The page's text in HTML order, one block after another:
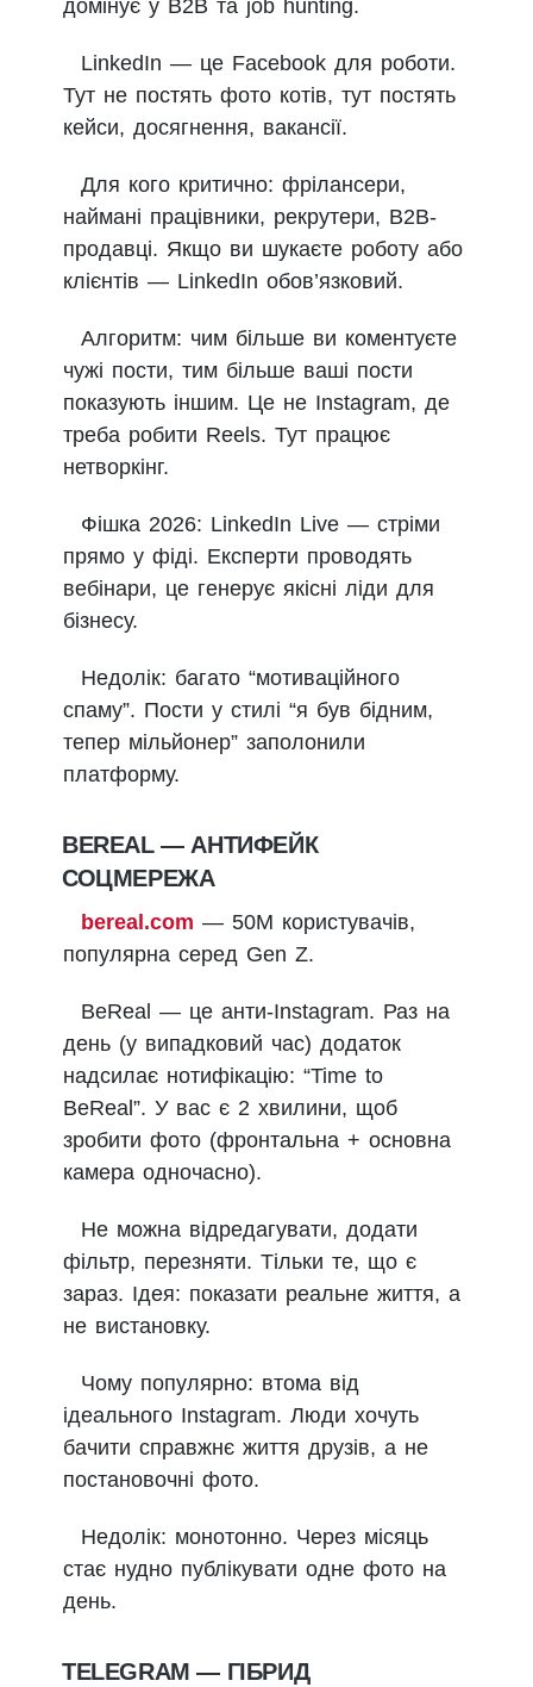
домінує у B2B та job hunting.
LinkedIn — це Facebook для роботи.
Тут не постять фото котів, тут постять
кейси, досягнення, вакансії.
Для кого критично: фрілансери,
наймані працівники, рекрутери, B2B-
продавці. Якщо ви шукаєте роботу або
клієнтів — LinkedIn обов’язковий.
Алгоритм: чим більше ви коментуєте
чужі пости, тим більше ваші пости
показують іншим. Це не Instagram, де
треба робити Reels. Тут працює
нетворкінг.
Фішка 2026: LinkedIn Live — стріми
прямо у фіді. Експерти проводять
вебінари, це генерує якісні ліди для
бізнесу.
Недолік: багато “мотиваційного
спаму”. Пости у стилі “я був бідним,
тепер мільйонер” заполонили
платформу.
BEREAL — АНТИФЕЙК
СОЦМЕРЕЖА
bereal.com — 50М користувачів,
популярна серед Gen Z.
BeReal — це анти-Instagram. Раз на
день (у випадковий час) додаток
надсилає нотифікацію: “Time to
BeReal”. У вас є 2 хвилини, щоб
зробити фото (фронтальна + основна
камера одночасно).
Не можна відредагувати, додати
фільтр, перезняти. Тільки те, що є
зараз. Ідея: показати реальне життя, а
не вистановку.
Чому популярно: втома від
ідеального Instagram. Люди хочуть
бачити справжнє життя друзів, а не
постановочні фото.
Недолік: монотонно. Через місяць
стає нудно публікувати одне фото на
день.
TELEGRAM — ГІБРИД